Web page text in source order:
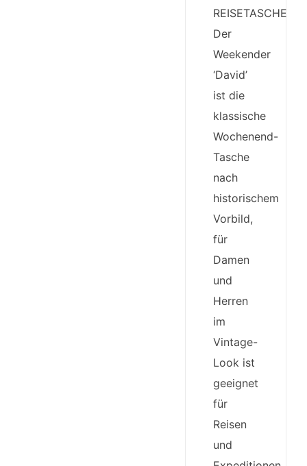
REISETASCHE:
Der
Weekender
‘David’
ist die
klassische
Wochenend-
Tasche
nach
historischem
Vorbild,
für
Damen
und
Herren
im
Vintage-
Look ist
geeignet
für
Reisen
und